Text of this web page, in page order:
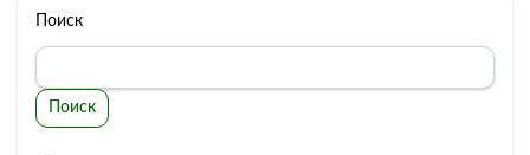
Поиск
Поиск